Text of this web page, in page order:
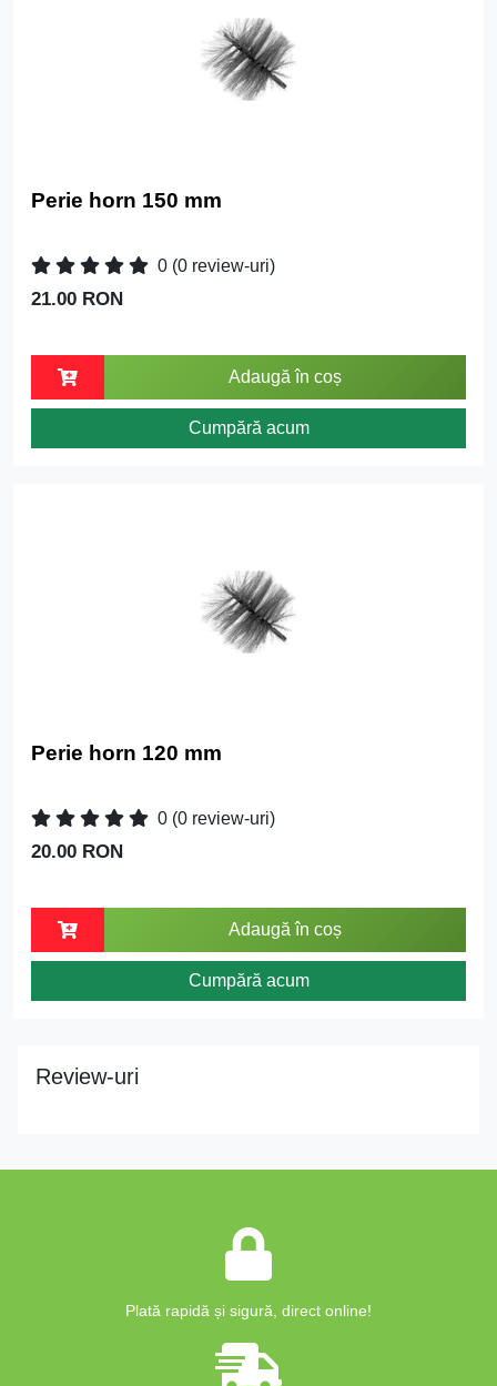
Perie horn 150 mm
0 (0 review-uri)
21.00 RON
Adaugă în coș
Cumpără acum
Perie horn 120 mm
0 (0 review-uri)
20.00 RON
Adaugă în coș
Cumpără acum
Review-uri
Plată rapidă și sigură, direct online!